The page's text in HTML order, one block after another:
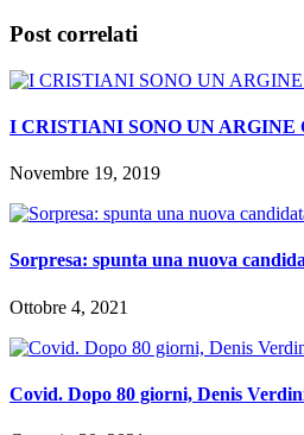
Post correlati
I CRISTIANI SONO UN
Novembre 19, 2019
Sorpresa: spunta una nuova
Ottobre 4, 2021
Covid. Dopo 80 giorni, Denis